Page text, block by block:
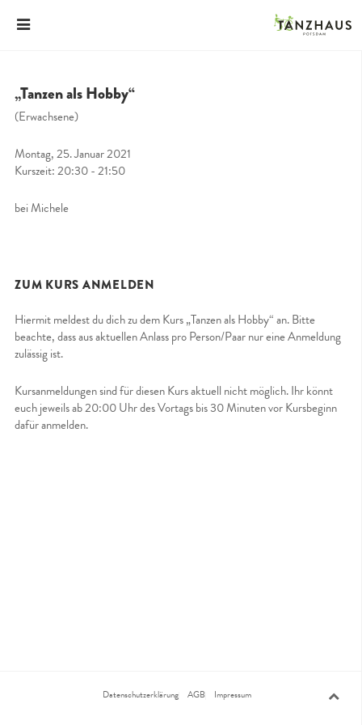
„Tanzen als Hobby“
(Erwachsene)
Montag, 25. Januar 2021
Kurszeit: 20:30 - 21:50
bei Michele
ZUM KURS ANMELDEN
Hiermit meldest du dich zu dem Kurs „Tanzen als Hobby“ an. Bitte
beachte, dass aus aktuellen Anlass pro Person/Paar nur eine Anmeldung
zulässig ist.
Kursanmeldungen sind für diesen Kurs aktuell nicht möglich. Ihr könnt
euch jeweils ab 20:00 Uhr des Vortags bis 30 Minuten vor Kursbeginn
dafür anmelden.
Datenschutzerklärung AGB Impressum